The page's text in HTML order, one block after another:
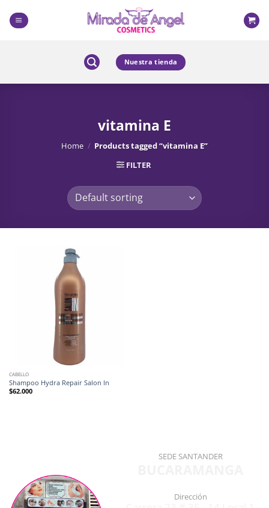
content
Nuestra tienda
vitamina E
Home / Products tagged “vitamina E”
FILTER
CABELLO
Shampoo Hydra Repair Salon In
$62.000
SEDE SANTANDER
Dirección